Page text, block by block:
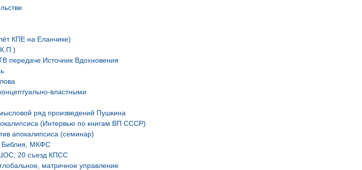
КПЕ на Еланчике)
передаче Источник Вдохновения
властными
ряд произведений Пушкина
(Интервью по книгам ВП СССР)
апокалипсиса (семинар)
Библия, МКФС
20 съезд КПСС
матричное управление